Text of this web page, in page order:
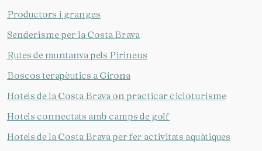
Productors i granges
Senderisme per la Costa Brava
Rutes de muntanya pels Pirineus
Boscos terapèutics a Girona
Hotels de la Costa Brava on practicar cicloturisme
Hotels connectats amb camps de golf
Hotels de la Costa Brava per fer activitats aquàtiques